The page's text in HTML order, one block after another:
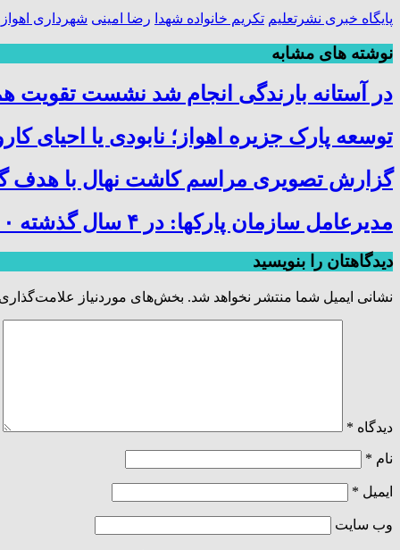
پایگاه خبری نشرتعلیم تکریم خانواده شهدا رضا امینی شهرداری اهواز
نوشته های مشابه
در آستانه بارندگی‌ انجام شد نشست تقویت
توسعه پارک جزیره اهواز؛ نابودی یا احیای
گزارش تصویری مراسم کاشت نهال با هدف
مدیرعامل سازمان پارکها: در ۴ سال گذشته ۴۰۰ هکتار فضای سبز شهر را توسعه دادیم
دیدگاهتان را بنویسید
نشانی ایمیل شما منتشر نخواهد شد. بخش‌های موردنیاز
دیدگاه *
نام *
ایمیل *
وب‌ سایت